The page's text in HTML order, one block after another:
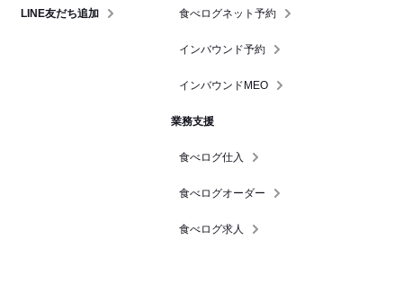
LINE友だち追加 食べログネット予約
インバウンド予約
インバウンドMEO
業務支援
食べログ仕入
食べログオーダー
食べログ求人